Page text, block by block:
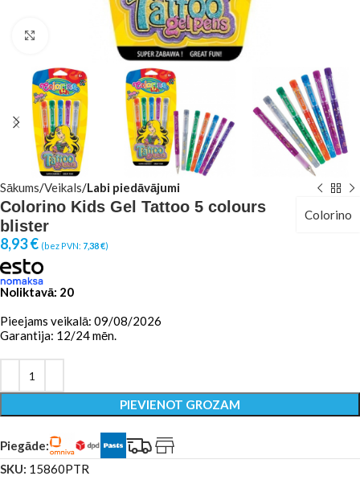
Click to enlarge
Sākums Veikals Labi piedāvājumi
Colorino Kids Gel Tattoo 5 colours
blister
Colorino
8,93€ (bez PVN: 7,38€)
Noliktavā: 20
Pieejams veikalā: 09/08/2026
Garantija: 12/24 mēn.
PIEVIENOT GROZAM
Piegāde:
SKU: 15860PTR